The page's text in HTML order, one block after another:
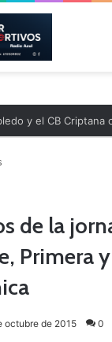
de la
Primera
octubre de 2015 0